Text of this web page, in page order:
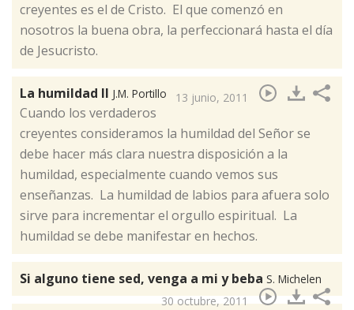
creyentes es el de Cristo. El que comenzó en
nosotros la buena obra, la perfeccionará hasta el día
de Jesucristo.
La humildad II J.M. Portillo 13 junio, 2011
​Cuando los verdaderos
creyentes consideramos la humildad del Señor se
debe hacer más clara nuestra disposición a la
humildad, especialmente cuando vemos sus
enseñanzas. La humildad de labios para afuera solo
sirve para incrementar el orgullo espiritual. La
humildad se debe manifestar en hechos.
Si alguno tiene sed, venga a mi y beba S. Michelen
30 octubre, 2011